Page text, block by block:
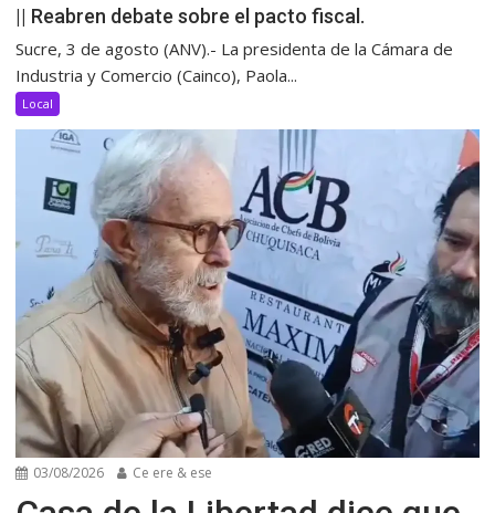
|| Reabren debate sobre el pacto fiscal.
Sucre, 3 de agosto (ANV).- La presidenta de la Cámara de
Industria y Comercio (Cainco), Paola...
Local
03/08/2026 Ce ere & ese